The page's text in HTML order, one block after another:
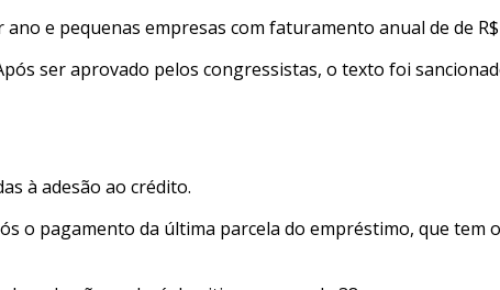
e pequenas empresas com faturamento anual de de R$
ser aprovado pelos congressistas, o texto foi
à adesão ao crédito.
o pagamento da última parcela do empréstimo, que tem